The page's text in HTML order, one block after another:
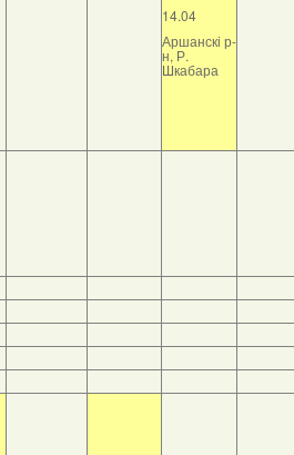
14.04
Аршанскі р-
н, Р.
Шкабара